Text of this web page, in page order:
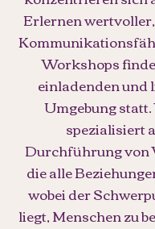
Erlernen
Workshops
einladenden und
Umgebung
spezialisiert
Durchführung von
die alle
wobei der
liegt, Menschen zu